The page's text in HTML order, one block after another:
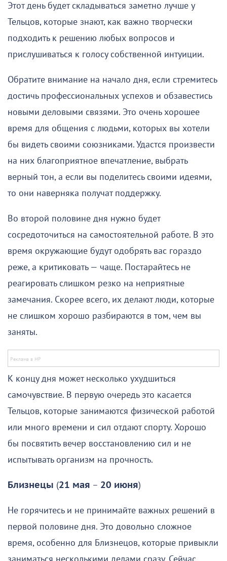
Этот день будет складываться заметно лучше у
Тельцов, которые знают, как важно творчески
подходить к решению любых вопросов и
прислушиваться к голосу собственной интуиции.
Обратите внимание на начало дня, если стремитесь
достичь профессиональных успехов и обзавестись
новыми деловыми связями. Это очень хорошее
время для общения с людьми, которых вы хотели
бы видеть своими союзниками. Удастся произвести
на них благоприятное впечатление, выбрать
верный тон, а если вы поделитесь своими идеями,
то они наверняка получат поддержку.
Во второй половине дня нужно будет
сосредоточиться на самостоятельной работе. В это
время окружающие будут одобрять вас гораздо
реже, а критиковать — чаще. Постарайтесь не
реагировать слишком резко на неприятные
замечания. Скорее всего, их делают люди, которые
не слишком хорошо разбираются в том, чем вы
заняты.
К концу дня может несколько ухудшиться
самочувствие. В первую очередь это касается
Тельцов, которые занимаются физической работой
или много времени и сил отдают спорту. Хорошо
бы посвятить вечер восстановлению сил и не
испытывать организм на прочность.
Близнецы (21 мая – 20 июня)
Не горячитесь и не принимайте важных решений в
первой половине дня. Это довольно сложное
время, особенно для Близнецов, которые привыкли